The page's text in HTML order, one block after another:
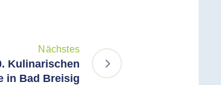
Nächstes
Kulinarischen
in Bad Breisig